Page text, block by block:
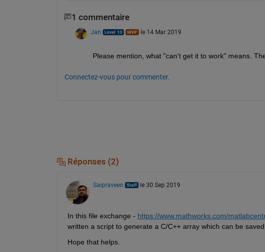
1 commentaire
Jan le 14 Mar 2019
Please mention, what "can't get it to work" means.
Connectez-vous pour commenter.
Réponses (2)
Saipraveen le 30 Sep 2019
In this file exchange - https://www.mathworks.com/
written a script to generate a C/C++ array which can be
Hope that helps.